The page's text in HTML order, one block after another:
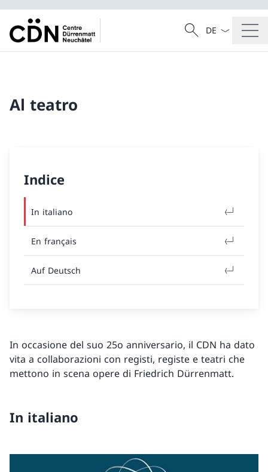
Cercare
Ricerca
Dal menu a
Al teatro
In occasione del suo 25o anniversario, il CDN ha dato
vita a collaborazioni con registi, registe e teatri che
mettono in scena opere di Friedrich Dürrenmatt.
In italiano
Indice
In italiano
En français
Auf Deutsch